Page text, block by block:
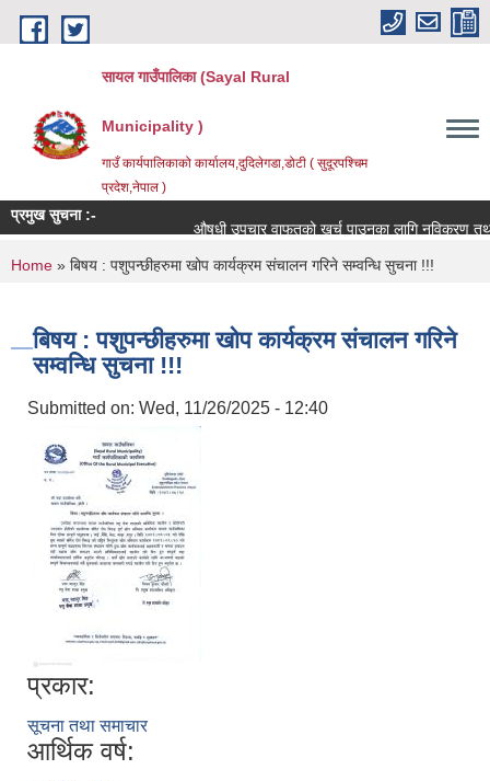
Skip to main content
सायल गाउँपालिका (Sayal Rural
Municipality )
गाउँ कार्यपालिकाको कार्यालय,दुदिलेगडा,डोटी ( सुदूरपश्चिम
प्रदेश,नेपाल )
प्रमुख सुचना :-
औषधी उपचार वाफतको खर्च पाउनका लागि नविकरण तथा
You are here
Home » बिषय : पशुपन्छीहरुमा खोप कार्यक्रम संचालन गरिने सम्वन्धि सुचना !!!
बिषय : पशुपन्छीहरुमा खोप कार्यक्रम संचालन गरिने
सम्वन्धि सुचना !!!
Submitted on: Wed, 11/26/2025 - 12:40
प्रकार:
सूचना तथा समाचार
आर्थिक वर्ष: